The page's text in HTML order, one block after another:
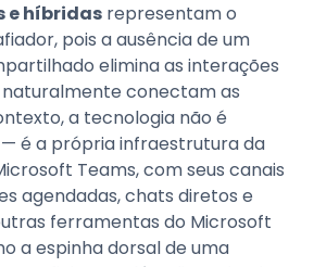
e híbridas representam o
pois a ausência de um
elimina as interações
conectam as
a tecnologia não é
é a própria infraestrutura da
Teams, com seus canais
agendadas, chats diretos e
ferramentas do Microsoft
a espinha dorsal de uma